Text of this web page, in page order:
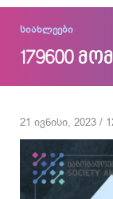
სიახლეები
179600
21 ივნისი, 2023 /